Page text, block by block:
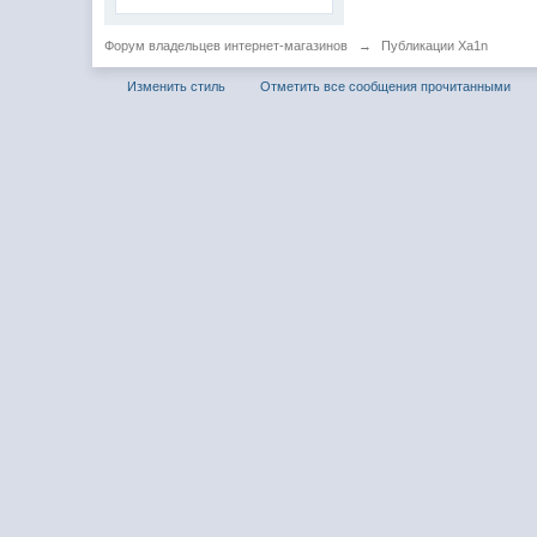
Форум владельцев интернет-магазинов → Публикации Xa1n
Изменить стиль Отметить все сообщения прочитанными